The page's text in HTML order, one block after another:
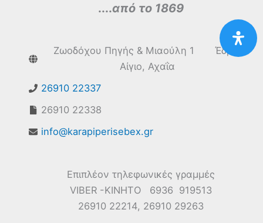
....από το 1869
Ζωοδόχου Πηγής & Μιαούλη 1 Έδρα:
Αίγιο, Αχαΐα
26910 22337
26910 22338
info@karapiperisebex.gr
Επιπλέον τηλεφωνικές γραμμές
VIBER -ΚΙΝΗΤΟ 6936 919513
26910 22214, 26910 29263